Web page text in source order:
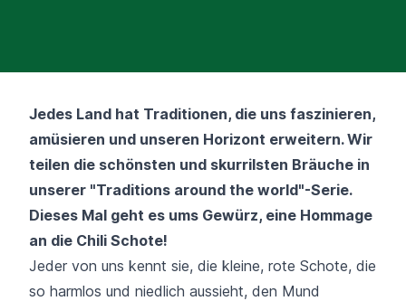
Jedes Land hat Traditionen, die uns faszinieren,
amüsieren und unseren Horizont erweitern. Wir
teilen die schönsten und skurrilsten Bräuche in
unserer "Traditions around the world"-Serie.
Dieses Mal geht es ums Gewürz, eine Hommage
an die Chili Schote!
Jeder von uns kennt sie, die kleine, rote Schote, die
so harmlos und niedlich aussieht, den Mund